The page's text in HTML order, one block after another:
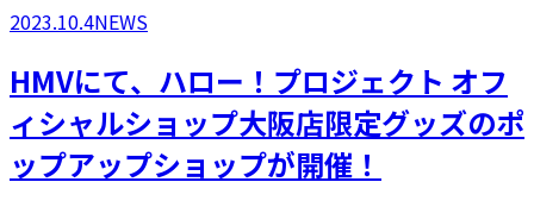
2023.10.4NEWS
HMVにて、ハロー！プロジェクト オフ
ィシャルショップ大阪店限定グッズのポ
ップアップショップが開催！